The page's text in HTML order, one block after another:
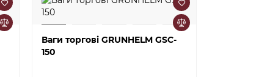
Ваги торгові GRUNHELM GSC-
150